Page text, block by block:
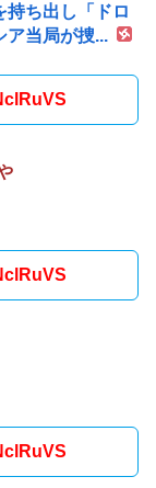
持ち出し「ドロ
当局が捜...